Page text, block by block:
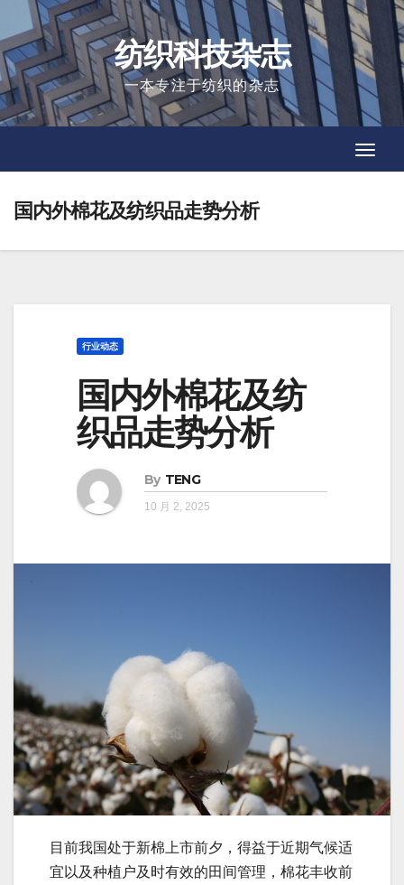
to
content
纺织科技杂志
一本专注于纺织的杂志
国内外棉花及纺织品走势分析
行业动态
国内外棉花及纺
织品走势分析
By TENG
10 月 2, 2025
目前我国处于新棉上市前夕，得益于近期气候适
宜以及种植户及时有效的田间管理，棉花丰收前